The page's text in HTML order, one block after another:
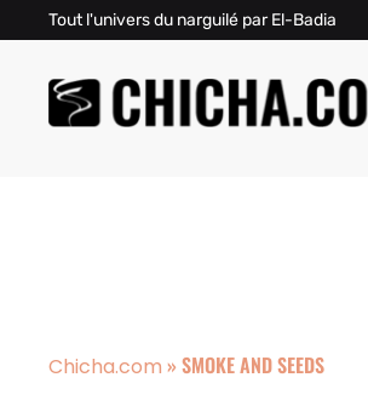
Tout l'univers du narguilé par El-Badia
Chicha.com »SMOKE AND SEEDS